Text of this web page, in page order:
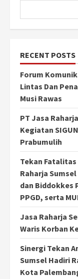
RECENT POSTS
Forum
Lintas Dan
Musi Rawas
PT Jasa
Kegiatan
Prabumulih
Tekan Fatalitas
Raharja
dan Biddokkes
PPGD, serta
Jasa Raharja
Waris Korban
Sinergi Tekan
Sumsel Hadiri
Kota